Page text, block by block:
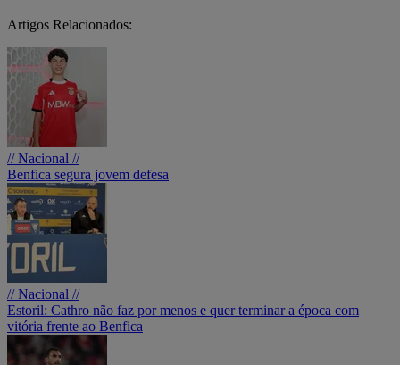
Artigos Relacionados:
// Nacional //
Benfica segura jovem defesa
// Nacional //
Estoril: Cathro não faz por menos e quer terminar a época com
vitória frente ao Benfica